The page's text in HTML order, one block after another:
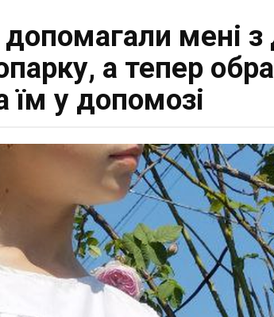
допомагали мені
а тепер
їм у допомозі